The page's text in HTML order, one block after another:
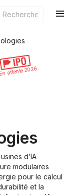
En attente 2026
d’IA
modulaires
pour le calcul
et la